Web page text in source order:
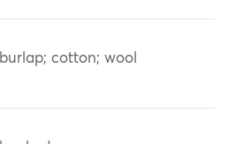
burlap; cotton; wool